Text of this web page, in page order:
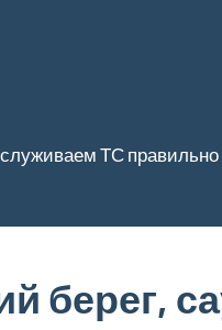
ТС правильно
берег,